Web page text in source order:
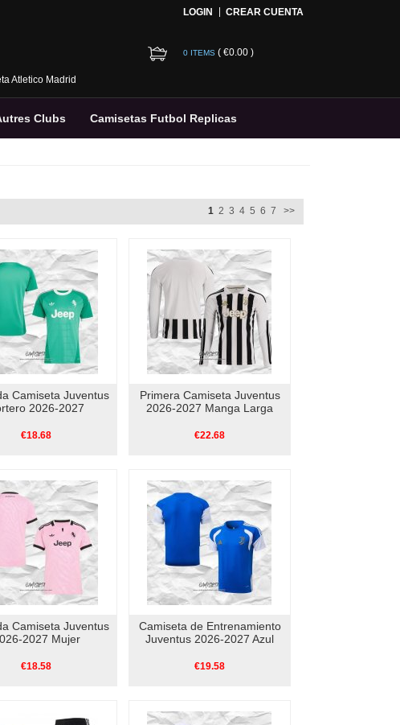
LOGIN CREAR CUENTA
Atletico Madrid
0 ITEMS ( €0.00 )
Clubs Camisetas Futbol Replicas
1 2 3 4 5 6 7 >>
Camiseta Juventus
2026-2027
€18.68
Primera Camiseta Juventus
2026-2027 Manga Larga
€22.68
Camiseta Juventus
2027 Mujer
€18.58
Camiseta de Entrenamiento
Juventus 2026-2027 Azul
€19.58